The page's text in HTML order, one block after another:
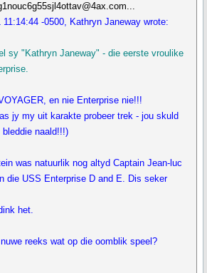
-0500, Kathryn Janeway wrote:
sy "Kathryn Janeway" - die eerste vroulike
en nie Enterprise nie!!!
jy my uit karakte probeer trek - jou skuld
naald!!!)
was natuurlik nog altyd Captain Jean-luc
die USS Enterprise D and E. Dis seker
het.
reeks wat op die oomblik speel?